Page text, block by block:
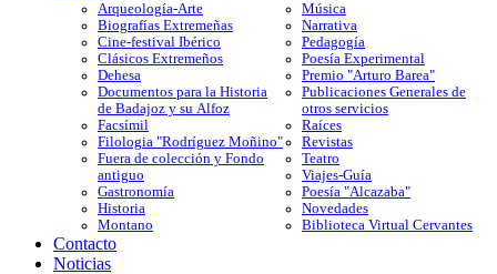
Arqueología-Arte
Biografías Extremeñas
Cine-festival Ibérico
Clásicos Extremeños
Dehesa
Documentos para la Historia
de Badajoz y su Alfoz
Facsímil
Filologia "Rodríguez Moñino"
Fuera de colección y Fondo
antiguo
Gastronomía
Historia
Montano
Música
Narrativa
Pedagogía
Poesía Experimental
Premio "Arturo Barea"
Publicaciones Generales de
otros servicios
Raíces
Revistas
Teatro
Viajes-Guía
Poesía "Alcazaba"
Novedades
Biblioteca Virtual Cervantes
Contacto
Noticias